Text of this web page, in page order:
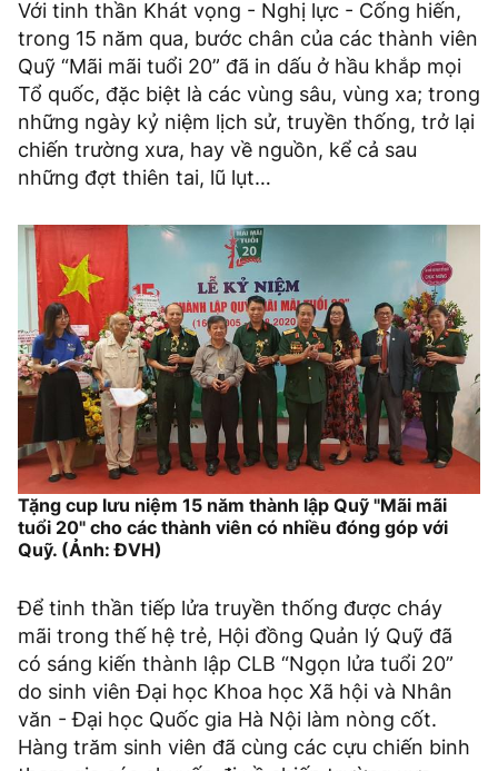
Với tinh thần Khát vọng - Nghị lực - Cống hiến,
trong 15 năm qua, bước chân của các thành viên
Quỹ “Mãi mãi tuổi 20” đã in dấu ở hầu khắp mọi
Tổ quốc, đặc biệt là các vùng sâu, vùng xa; trong
những ngày kỷ niệm lịch sử, truyền thống, trở lại
chiến trường xưa, hay về nguồn, kể cả sau
những đợt thiên tai, lũ lụt…
Tặng cup lưu niệm 15 năm thành lập Quỹ "Mãi mãi
tuổi 20" cho các thành viên có nhiều đóng góp với
Quỹ. (Ảnh: ĐVH)
Để tinh thần tiếp lửa truyền thống được cháy
mãi trong thế hệ trẻ, Hội đồng Quản lý Quỹ đã
có sáng kiến thành lập CLB “Ngọn lửa tuổi 20”
do sinh viên Đại học Khoa học Xã hội và Nhân
văn - Đại học Quốc gia Hà Nội làm nòng cốt.
Hàng trăm sinh viên đã cùng các cựu chiến binh